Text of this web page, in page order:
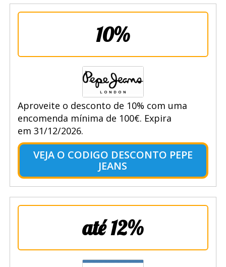
10%
Aproveite o desconto de 10% com uma
encomenda mínima de 100€. Expira
em 31/12/2026.
VEJA O CODIGO DESCONTO PEPE
JEANS
até 12%